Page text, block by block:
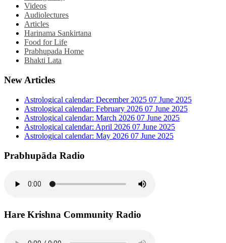
Videos
Audiolectures
Articles
Harinama Sankirtana
Food for Life
Prabhupada Home
Bhakti Lata
New Articles
Astrological calendar: December 2025 07 June 2025
Astrological calendar: February 2026 07 June 2025
Astrological calendar: March 2026 07 June 2025
Astrological calendar: April 2026 07 June 2025
Astrological calendar: May 2026 07 June 2025
Prabhupāda Radio
Hare Krishna Community Radio